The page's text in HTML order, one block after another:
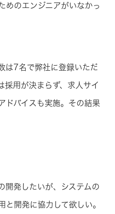
めのエンジニアがいなかっ
は7名で弊社に登録いただ
採用が決まらず、求人サイ
ドバイスも実施。その結果
開発したいが、システムの
と開発に協力して欲しい。